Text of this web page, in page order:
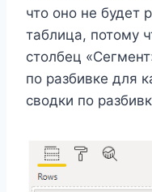
что оно не будет
таблица, потому
столбец
по разбивке для
сводки по